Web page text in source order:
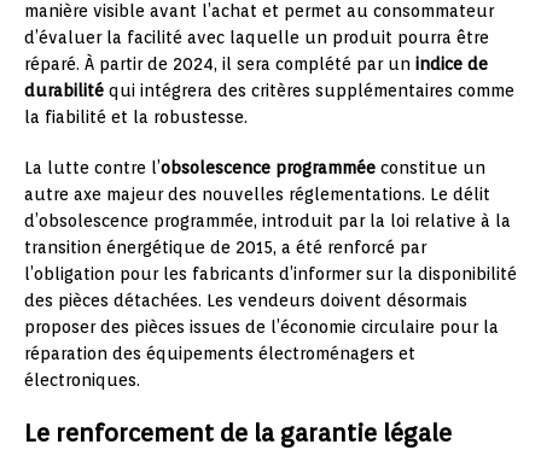
manière visible avant l’achat et permet au consommateur
d’évaluer la facilité avec laquelle un produit pourra être
réparé. À partir de 2024, il sera complété par un indice de
durabilité qui intégrera des critères supplémentaires comme
la fiabilité et la robustesse.
La lutte contre l’obsolescence programmée constitue un
autre axe majeur des nouvelles réglementations. Le délit
d’obsolescence programmée, introduit par la loi relative à la
transition énergétique de 2015, a été renforcé par
l’obligation pour les fabricants d’informer sur la disponibilité
des pièces détachées. Les vendeurs doivent désormais
proposer des pièces issues de l’économie circulaire pour la
réparation des équipements électroménagers et
électroniques.
Le renforcement de la garantie légale